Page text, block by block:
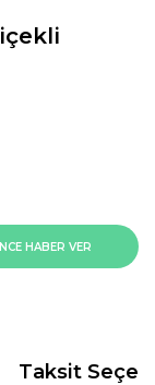
HABER VER
Taksit